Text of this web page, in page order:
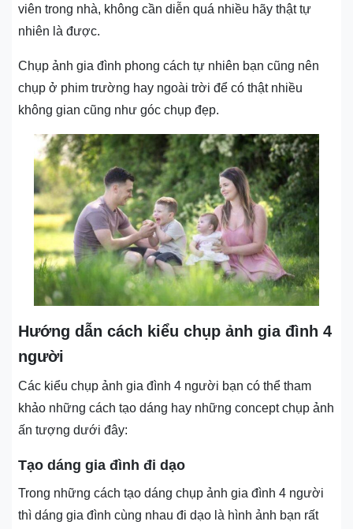
viên trong nhà, không cần diễn quá nhiều hãy thật tự
nhiên là được.
Chụp ảnh gia đình phong cách tự nhiên bạn cũng nên
chụp ở phim trường hay ngoài trời để có thật nhiều
không gian cũng như góc chụp đẹp.
Hướng dẫn cách kiểu chụp ảnh gia đình 4
người
Các kiểu chụp ảnh gia đình 4 người bạn có thể tham
khảo những cách tạo dáng hay những concept chụp ảnh
ấn tượng dưới đây:
Tạo dáng gia đình đi dạo
Trong những cách tạo dáng chụp ảnh gia đình 4 người
thì dáng gia đình cùng nhau đi dạo là hình ảnh bạn rất